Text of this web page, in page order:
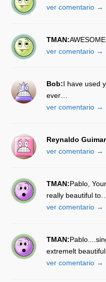
ver comentario →
TMAN:
ver comentario →
Bob:I have used
ever…
ver comentario →
Reynaldo
ver comentario →
TMAN:Pablo,
really beautiful to…
ver comentario →
TMAN:
extremelt
ver comentario →